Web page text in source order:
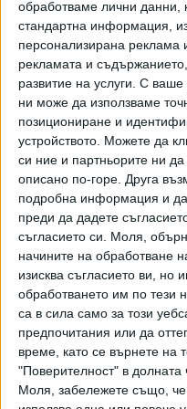
обработваме лични данни,
стандартна информация,
персонализирана
рекламата и
развитие на услуги. С ваше
ни може да използваме
позициониране и
устройството. Можете да
си ние и партньорите ни
описано по-горе. Друга
подробна информация и да
преди да дадете
съгласието си.
Моля,
начините на обработване
изисква съгласието ви, но
обработването им по тези
са в сила само за този
предпочитания или да
време, като се върнете на
"Поверителност" в долната
Моля, забележете също, че
Опитайте да се справите
личен характер, тъй
много повече с времето.
обещание, което ви
материална изгода от
този зодиакален знак ще
трябва да се справят с
в професионално
и ще успявате да
или лидери.
Дева
Част от вас ще се
отговорности на някой
донесе полза. Стремете